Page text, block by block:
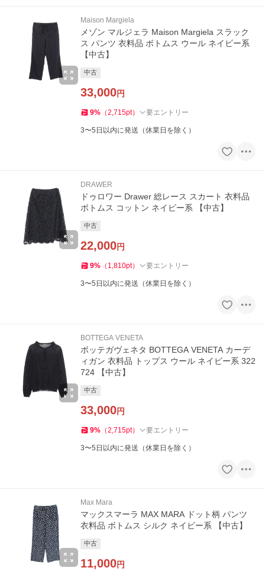
Maison Margiela
メゾン マルジェラ Maison Margiela スラック
ス パンツ 衣料品 ボトムス ウール ネイビー系
【中古】
中古
33,000円
9% （2,715pt） 要エントリー
3〜5日以内に発送（休業日を除く）
DRAWER
ドゥロワー Drawer 総レース スカート 衣料品
ボトムス コットン ネイビー系 【中古】
中古
22,000円
9% （ 1,810pt） 要エントリー
3〜5日以内に発送（休業日を除く）
BOTTEGA VENETA
ボッテガヴェネタ BOTTEGA VENETA カーデ
ィガン 衣料品 トップス ウール ネイビー系 322
724 【中古】
中古
33,000円
9% （2,715pt） 要エントリー
3〜5日以内に発送（休業日を除く）
Max Mara
マックスマーラ MAX MARA ドット柄 パンツ
衣料品 ボトムス シルク ネイビー系 【中古】
中古
11,000円